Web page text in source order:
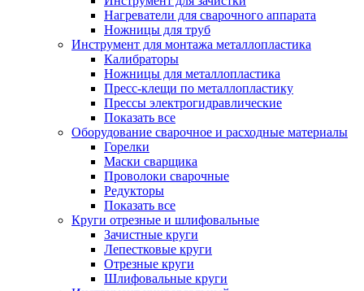
Нагреватели для сварочного аппарата
Ножницы для труб
Инструмент для монтажа металлопластика
Калибраторы
Ножницы для металлопластика
Пресс-клещи по металлопластику
Прессы электрогидравлические
Показать все
Оборудование сварочное и расходные материалы
Горелки
Маски сварщика
Проволоки сварочные
Редукторы
Показать все
Круги отрезные и шлифовальные
Зачистные круги
Лепестковые круги
Отрезные круги
Шлифовальные круги